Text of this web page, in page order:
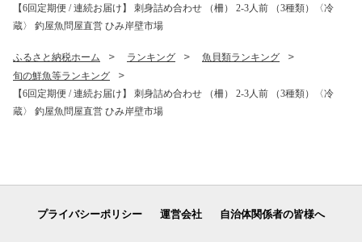
【6回定期便 / 連続お届け】 刺身詰め合わせ （柵） 2-3人前 （3種類）〈冷
蔵〉 釣屋魚問屋直営 ひみ岸壁市場
ふるさと納税ホーム ランキング
魚貝類ランキング
旬の鮮魚等ランキング
【6回定期便 / 連続お届け】 刺身詰め合わせ （柵） 2-3人前 （3種類）〈冷
蔵〉 釣屋魚問屋直営 ひみ岸壁市場
プライバシーポリシー 運営会社 自治体関係者の皆様へ